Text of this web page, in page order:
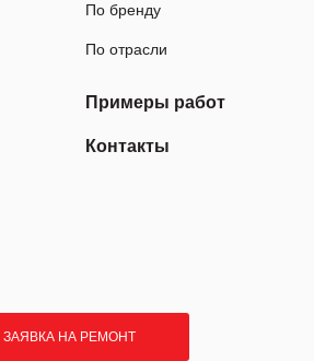
По бренду
По отрасли
Примеры работ
Контакты
ЗАЯВКА НА РЕМОНТ